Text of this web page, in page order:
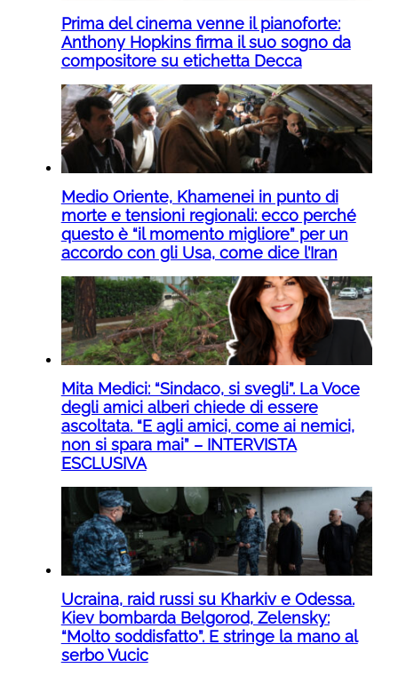
Prima del cinema venne il pianoforte:
Anthony Hopkins firma il suo sogno da
compositore su etichetta Decca
Medio Oriente, Khamenei in punto di
morte e tensioni regionali: ecco perché
questo è “il momento migliore” per un
accordo con gli Usa, come dice l’Iran
Mita Medici: “Sindaco, si svegli”. La Voce
degli amici alberi chiede di essere
ascoltata. “E agli amici, come ai nemici,
non si spara mai” – INTERVISTA
ESCLUSIVA
Ucraina, raid russi su Kharkiv e Odessa.
Kiev bombarda Belgorod, Zelensky:
“Molto soddisfatto”. E stringe la mano al
serbo Vucic